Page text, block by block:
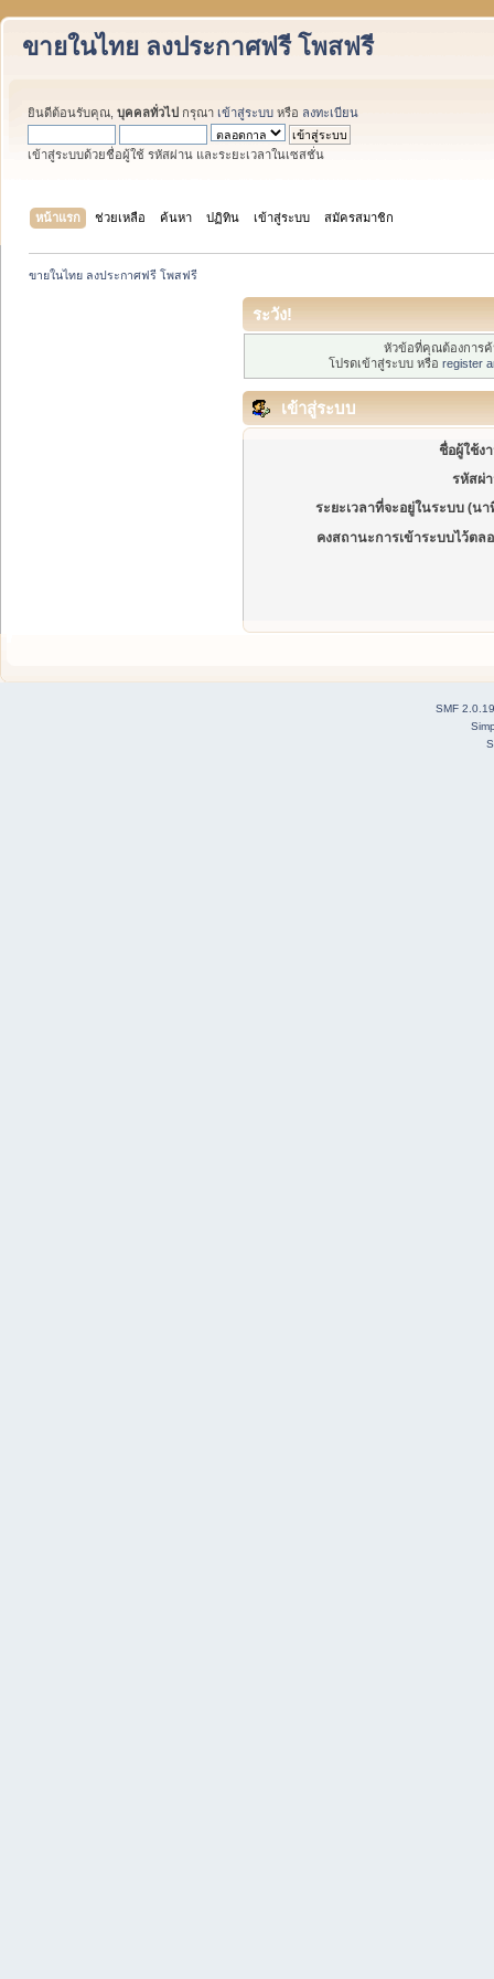
ขายในไทย ลงประกาศฟรี โพสฟรี
ยินดีต้อนรับคุณ, บุคคลทั่วไป กรุณา เข้าสู่ระบบ หรือ ลงทะเบียน
เข้าสู่ระบบด้วยชื่อผู้ใช้ รหัสผ่าน และระยะเวลาในเซสชั่น
หน้าแรก ช่วยเหลือ ค้นหา ปฏิทิน เข้าสู่ระบบ สมัครสมาชิก
ขายในไทย ลงประกาศฟรี โพสฟรี
ระวัง!
หัวข้อที่คุณต้องการ
โปรดเข้าสู่ระบบ หรือ register
เข้าสู่ระบบ
ชื่อผู้ใช้ง
รหัสผ่
ระยะเวลาที่จะอยู่ในระบบ (นา
คงสถานะการเข้าระบบไว้ตล
SMF 2.0.19